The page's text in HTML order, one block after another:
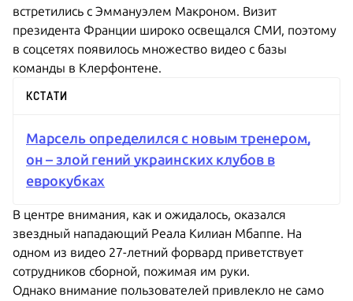
встретились с Эммануэлем Макроном. Визит
президента Франции широко освещался СМИ, поэтому
в соцсетях появилось множество видео с базы
команды в Клерфонтене.
КСТАТИ
Марсель определился с новым тренером,
он – злой гений украинских клубов в
еврокубках
В центре внимания, как и ожидалось, оказался
звездный нападающий Реала Килиан Мбаппе. На
одном из видео 27-летний форвард приветствует
сотрудников сборной, пожимая им руки.
Однако внимание пользователей привлекло не само